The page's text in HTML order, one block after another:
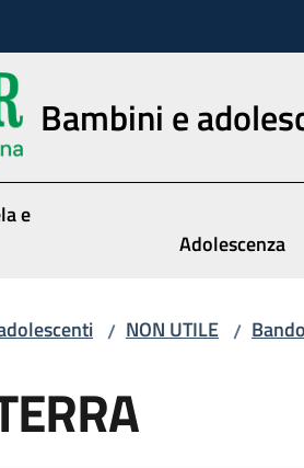
Bambini e
e
Adolescenza
/ NON UTILE /